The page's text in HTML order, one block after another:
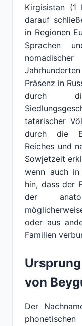
Kirgisistan (1
darauf
in Regionen
Sprachen
Präsenz in
durch
tatarischer
durch die
Reiches und
Sowjetzeit
wenn auch
hin, dass der
der
oder aus
Familien
von
Der